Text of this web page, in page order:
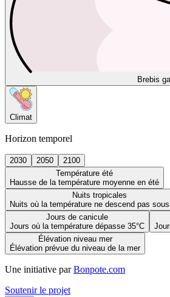
Brebis
Climat
Horizon temporel
2030 2050
2100
Température été
Hausse de la température moyenne en été
Nuits tropicales
Nuits où la température ne descend pas sous
Jours de canicule
Jours où la température dépasse 35°C
Élévation niveau mer
Élévation prévue du niveau de la mer
Une initiative par Bonpote.com
Soutenir le projet